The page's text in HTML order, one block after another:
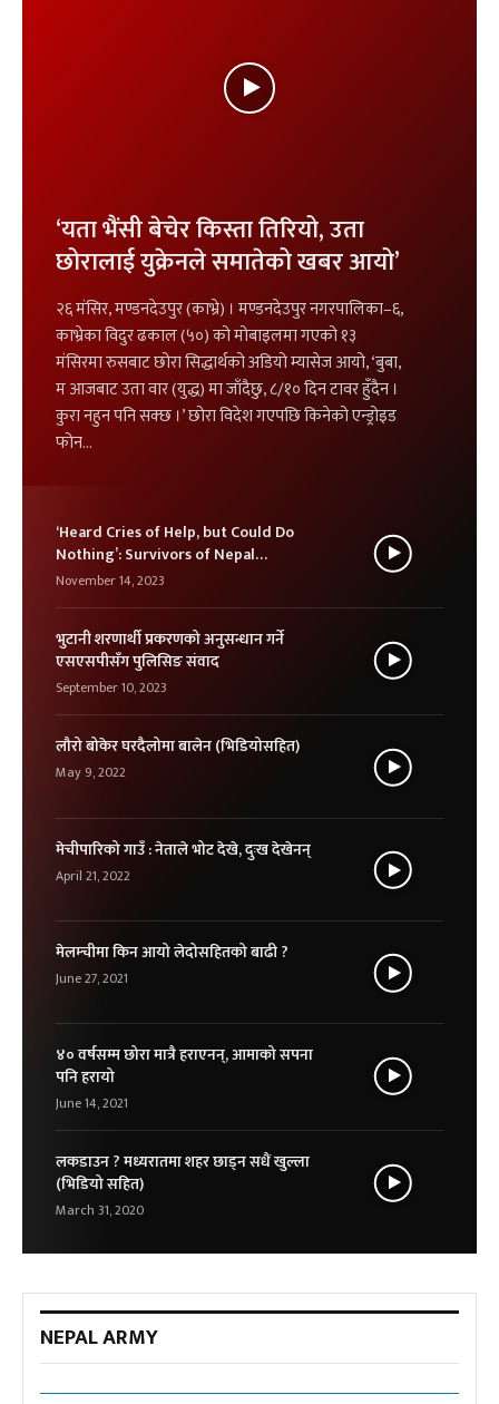
‘यता भैंसी बेचेर किस्ता तिरियो, उता
छोरालाई युक्रेनले समातेको खबर आयो’
२६ मंसिर, मण्डनदेउपुर (काभ्रे) । मण्डनदेउपुर नगरपालिका–६,
काभ्रेका विदुर ढकाल (५०) को मोबाइलमा गएको १३
मंसिरमा रुसबाट छोरा सिद्धार्थको अडियो म्यासेज आयो, ‘बुबा,
म आजबाट उता वार (युद्ध) मा जाँदैछु, ८/१० दिन टावर हुँदैन ।
कुरा नहुन पनि सक्छ ।’ छोरा विदेश गएपछि किनेको एन्ड्रोइड
फोन…
‘Heard Cries of Help, but Could Do
Nothing’: Survivors of Nepal
Earthquake
November 14, 2023
भुटानी शरणार्थी प्रकरणको अनुसन्धान गर्ने
एसएसपीसँग पुलिसिङ संवाद
September 10, 2023
लौरो बोकेर घरदैलोमा बालेन (भिडियोसहित)
May 9, 2022
मेचीपारिको गाउँ : नेताले भोट देखे, दुःख देखेनन्
April 21, 2022
मेलम्चीमा किन आयो लेदोसहितको बाढी ?
June 27, 2021
४० वर्षसम्म छोरा मात्रै हराएनन्, आमाको सपना
पनि हरायो
June 14, 2021
लकडाउन ? मध्यरातमा शहर छाड्न सधैं खुल्ला
(भिडियो सहित)
March 31, 2020
NEPAL ARMY